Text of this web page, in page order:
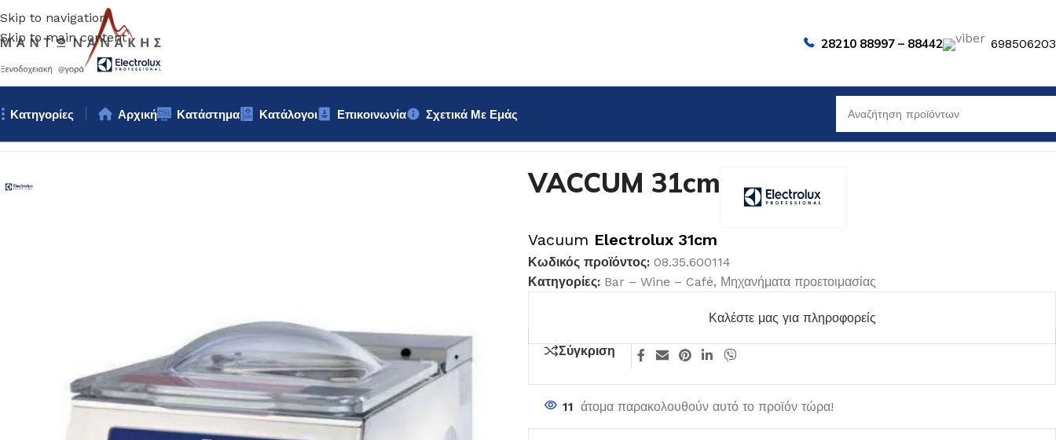
Skip to navigation
Skip to main content
28210 88997 – 88442
Κατηγορίες Αρχική Κατάστημα Κατάλογοι Επικοινωνία
Σχετικά Με Εμάς
VACCUM 31cm
Vacuum Electrolux 31cm
Κωδικός προϊόντος: 08.35.600114
Κατηγορίες: Bar – Wine – Café, Μηχανήματα προετοιμασίας
Καλέστε μας για πληροφορείς
Σύγκριση
11 άτομα παρακολουθούν αυτό το προϊόν τώρα!